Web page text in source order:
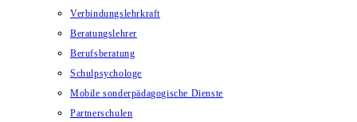
Verbindungslehrkraft
Beratungslehrer
Berufsberatung
Schulpsychologe
Mobile sonderpädagogische Dienste
Partnerschulen